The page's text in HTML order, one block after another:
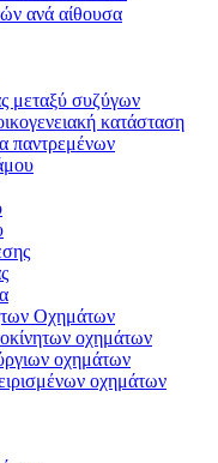
ανά αίθουσα
μεταξύ συζύγων
κατάσταση
παντρεμένων
Οχημάτων
οχημάτων
οχημάτων
οχημάτων